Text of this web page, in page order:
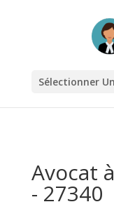
Sélectionner
Avocat
- 27340